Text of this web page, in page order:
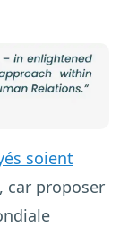
soient
car proposer